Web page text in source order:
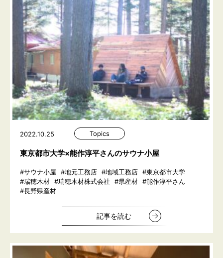
2022.10.25 Topics
東京都市大学×能作淳平さんのサウナ小屋
#サウナ小屋 #地元工務店 #地域工務店 #東京都市大学
#瑞穂木材 #瑞穂木材株式会社 #県産材 #能作淳平さん
#長野県産材
記事を読む